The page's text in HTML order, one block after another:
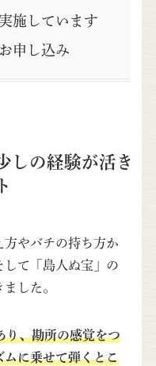
施しています
申し込み
しの経験が活き
やバチの持ち方か
して「島人ぬ宝」の
した。
り、勘所の感覚をつ
ムに乗せて弾くとこ